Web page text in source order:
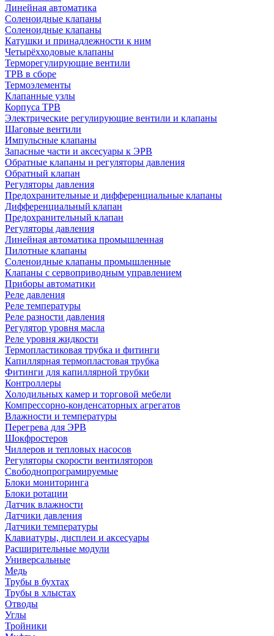
Линейная автоматика
Соленоидные клапаны
Соленоидные клапаны
Катушки и принадлежности к ним
Четырёхходовые клапаны
Терморегулирующие вентили
ТРВ в сборе
Термоэлементы
Клапанные узлы
Корпуса ТРВ
Электрические регулирующие вентили и клапаны
Шаговые вентили
Импульсные клапаны
Запасные части и аксесуары к ЭРВ
Обратные клапаны и регуляторы давления
Обратный клапан
Регуляторы давления
Предохранительные и дифференциальные клапаны
Дифференциальный клапан
Предохранительный клапан
Регуляторы давления
Линейная автоматика промышленная
Пилотные клапаны
Соленоидные клапаны промышленные
Клапаны с сервоприводным управлением
Приборы автоматики
Реле давления
Реле температуры
Реле разности давления
Регулятор уровня масла
Реле уровня жидкости
Термопластиковая трубка и фитинги
Капиллярная термопластовая трубка
Фитинги для капиллярной трубки
Контроллеры
Холодильных камер и торговой мебели
Компрессорно-конденсаторных агрегатов
Влажности и температуры
Перегрева для ЭРВ
Шокфростеров
Чиллеров и тепловых насосов
Регуляторы скорости вентиляторов
Свободнопрограмируемые
Блоки мониторинга
Блоки ротации
Датчик влажности
Датчики давления
Датчики температуры
Клавиатуры, дисплеи и аксесуары
Расширительные модули
Универсальные
Медь
Трубы в бухтах
Трубы в хлыстах
Отводы
Углы
Тройники